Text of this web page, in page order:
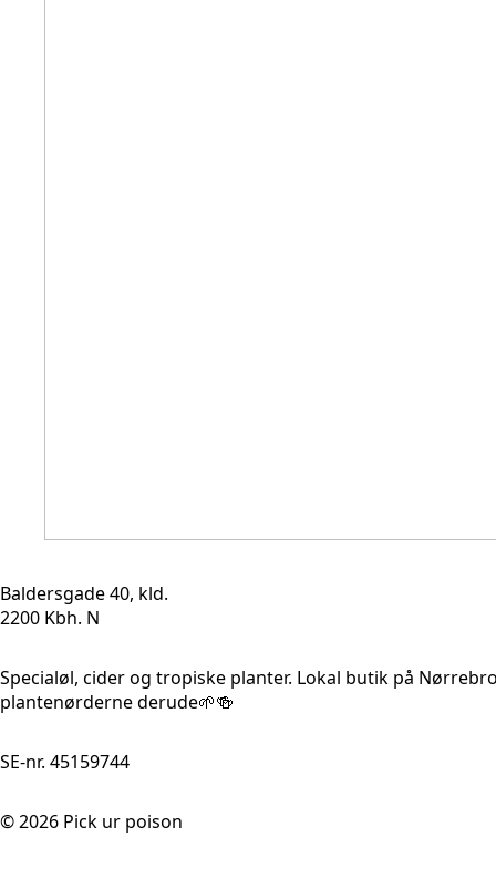
Baldersgade 40, kld.
2200 Kbh. N
Specialøl, cider og tropiske planter. Lokal butik på
plantenørderne derude🌱🍻
SE-nr. 45159744
© 2026 Pick ur poison